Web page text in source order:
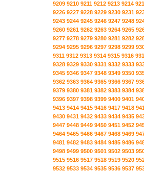
9209 9210 9211 9212 9213 9214
9226 9227 9228 9229 9230 9231
9243 9244 9245 9246 9247 9248
9260 9261 9262 9263 9264 9265
9277 9278 9279 9280 9281 9282
9294 9295 9296 9297 9298 9299
9311 9312 9313 9314 9315 9316
9328 9329 9330 9331 9332 9333
9345 9346 9347 9348 9349 9350
9362 9363 9364 9365 9366 9367
9379 9380 9381 9382 9383 9384
9396 9397 9398 9399 9400 9401
9413 9414 9415 9416 9417 9418
9430 9431 9432 9433 9434 9435
9447 9448 9449 9450 9451 9452
9464 9465 9466 9467 9468 9469
9481 9482 9483 9484 9485 9486
9498 9499 9500 9501 9502 9503
9515 9516 9517 9518 9519 9520
9532 9533 9534 9535 9536 9537